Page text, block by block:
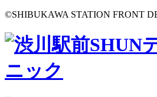
©SHIBUKAWA STATION FRONT